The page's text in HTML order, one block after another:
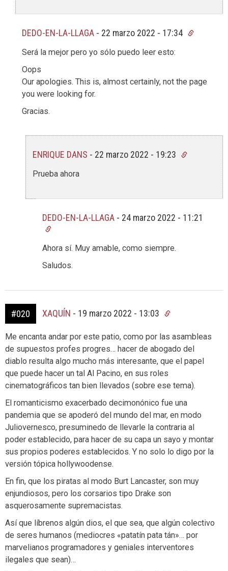
DEDO-EN-LA-LLAGA - 22 marzo 2022 - 17:34
Será la mejor pero yo sólo puedo leer esto:
Oops
Our apologies. This is, almost certainly, not the page
you were looking for.
Gracias.
ENRIQUE DANS - 22 marzo 2022 - 19:23
Prueba ahora
DEDO-EN-LA-LLAGA - 24 marzo 2022 - 11:21
Ahora sí. Muy amable, como siempre.
Saludos.
#020 XAQUÍN - 19 marzo 2022 - 13:03
Me encanta andar por este patio, como por las asambleas
de supuestos profes progres… hacer de abogado del
diablo resulta algo mucho más interesante, que el papel
que puede hacer un tal Al Pacino, en sus roles
cinematográficos tan bien llevados (sobre ese tema).
El romanticismo exacerbado decimonónico fue una
pandemia que se apoderó del mundo del mar, en modo
Juliovernesco, presuminedo de llevarle la contraria al
poder establecido, para hacer de su capa un sayo y montar
sus propios poderes establecidos. Y no solo lo digo por la
versión tópica hollywoodense.
En fin, que los piratas al modo Burt Lancaster, son muy
enjundiosos, pero los corsarios tipo Drake son
asquerosamente supremacistas.
Así que líbrenos algún dios, el que sea, que algún colectivo
de seres humanos (mediocres «patatín pata tán»… por
marvelianos programadores y geniales interventores
ilegales que sean)…